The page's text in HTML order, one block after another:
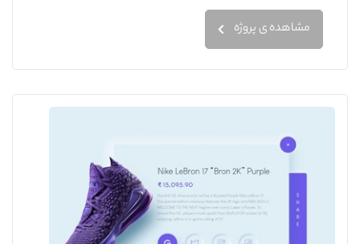
مشاهده ی پروژه